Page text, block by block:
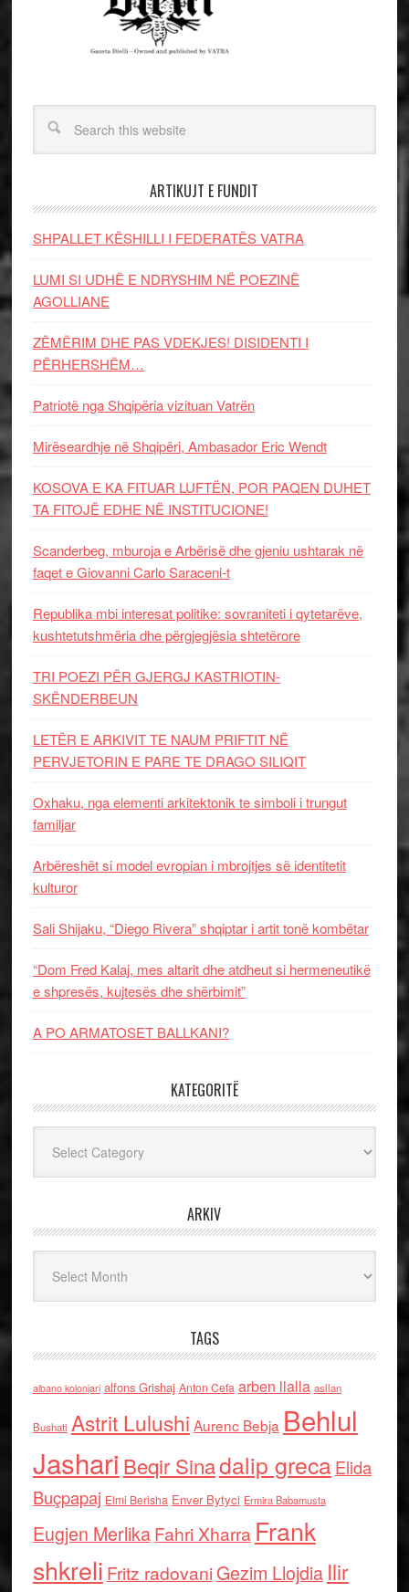
ARTIKUJT E FUNDIT
SHPALLET KËSHILLI I FEDERATËS VATRA
LUMI SI UDHË E NDRYSHIM NË POEZINË
AGOLLIANE
ZËMËRIM DHE PAS VDEKJES! DISIDENTI I
PËRHERSHËM…
Patriotë nga Shqipëria vizituan Vatrën
Mirëseardhje në Shqipëri, Ambasador Eric Wendt
KOSOVA E KA FITUAR LUFTËN, POR PAQEN DUHET
TA FITOJË EDHE NË INSTITUCIONE!
Scanderbeg, mburoja e Arbërisë dhe gjeniu ushtarak në
faqet e Giovanni Carlo Saraceni-t
Republika mbi interesat politike: sovraniteti i qytetarëve,
kushtetutshmëria dhe përgjegjësia shtetërore
TRI POEZI PËR GJERGJ KASTRIOTIN-
SKËNDERBEUN
LETËR E ARKIVIT TE NAUM PRIFTIT NË
PERVJETORIN E PARE TE DRAGO SILIQIT
Oxhaku, nga elementi arkitektonik te simboli i trungut
familjar
Arbëreshët si model evropian i mbrojtjes së identitetit
kulturor
Sali Shijaku, “Diego Rivera” shqiptar i artit tonë kombëtar
“Dom Fred Kalaj, mes altarit dhe atdheut si hermeneutikë
e shpresës, kujtesës dhe shërbimit”
A PO ARMATOSET BALLKANI?
KATEGORITË
ARKIV
TAGS
albano kolonjari alfons Grishaj Anton Cefa arben llalla asllan
Bushati Astrit Lulushi Aurenc Bebja Behlul
Jashari Beqir Sinadalip grecaElida
Buçpapaj Elmi Berisha Enver Bytyci Ermira Babamusta
Eugjen MerlikaFahri Xharra Frank
shkreli Fritz radovaniGezim Llojdia Ilir